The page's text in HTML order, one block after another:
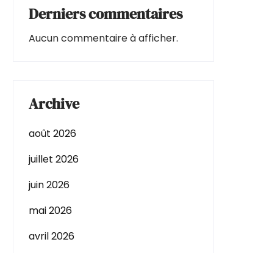
Derniers commentaires
Aucun commentaire à afficher.
Archive
août 2026
juillet 2026
juin 2026
mai 2026
avril 2026